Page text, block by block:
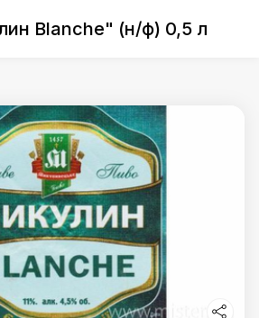
Blanche" (н/ф) 0,5 л